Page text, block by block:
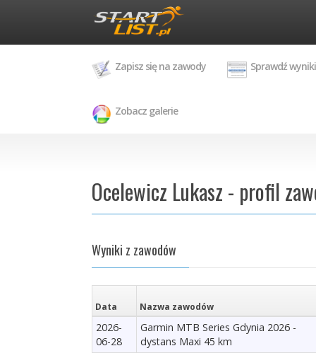
Zapisz się na zawody Sprawdź wyniki
Zobacz galerie
Ocelewicz Lukasz - profil
Wyniki z zawodów
Data Nazwa zawodów
2026-
06-28
Garmin MTB Series Gdynia 2026 -
dystans Maxi 45 km